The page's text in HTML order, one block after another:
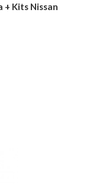
Kits Nissan